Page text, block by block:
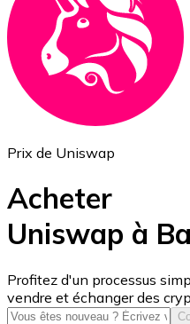
Ethereum
ETH
USD Coin
USDC
Prix de Uniswap
Acheter
Uniswap à
Profitez d'un processus
vendre et échanger des